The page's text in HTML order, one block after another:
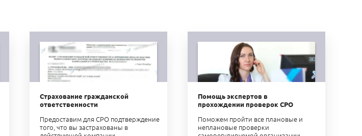
Страхование гражданской
ответственности
Предоставим для СРО подтверждение
того, что вы застрахованы в
Помощь экспертов в
прохождении проверок СРО
Поможем пройти все плановые и
неплановые проверки